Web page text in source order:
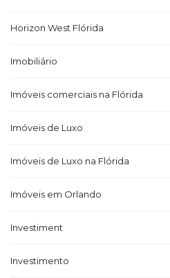
Horizon West Flórida
Imobiliário
Imóveis comerciais na Flórida
Imóveis de Luxo
Imóveis de Luxo na Flórida
Imóveis em Orlando
Investiment
Investimento